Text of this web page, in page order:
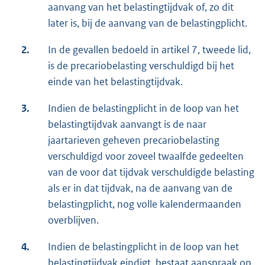
aanvang van het belastingtijdvak of, zo dit
later is, bij de aanvang van de belastingplicht.
2.
In de gevallen bedoeld in artikel 7, tweede lid,
is de precariobelasting verschuldigd bij het
einde van het belastingtijdvak.
3.
Indien de belastingplicht in de loop van het
belastingtijdvak aanvangt is de naar
jaartarieven geheven precariobelasting
verschuldigd voor zoveel twaalfde gedeelten
van de voor dat tijdvak verschuldigde belasting
als er in dat tijdvak, na de aanvang van de
belastingplicht, nog volle kalendermaanden
overblijven.
4.
Indien de belastingplicht in de loop van het